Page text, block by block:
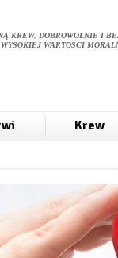
KREW, DOBROWOLNIE I
WARTOŚCI
Krew